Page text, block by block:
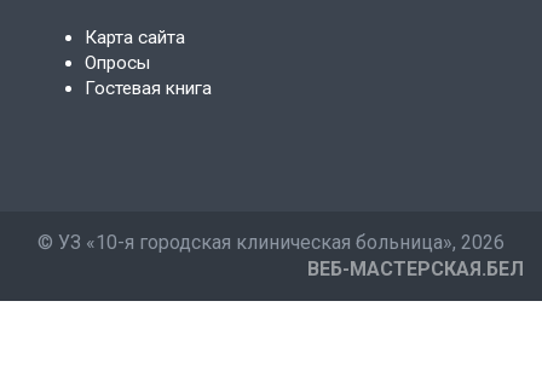
Карта сайта
Опросы
Гостевая книга
© УЗ «10-я городская клиническая больница», 2026
ВЕБ-МАСТЕРСКАЯ.БЕЛ